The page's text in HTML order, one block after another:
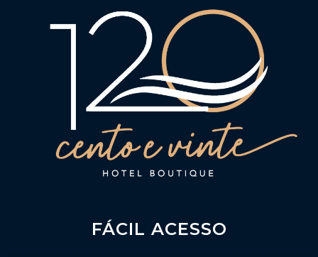
FÁCIL ACESSO